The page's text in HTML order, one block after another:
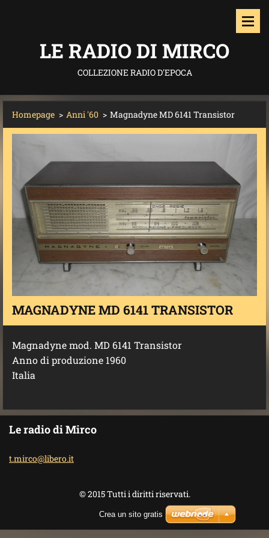
LE RADIO DI MIRCO
COLLEZIONE RADIO D'EPOCA
Homepage > Anni '60 > Magnadyne MD 6141 Transistor
MAGNADYNE MD 6141 TRANSISTOR
Magnadyne mod. MD 6141 Transistor
Anno di produzione 1960
Italia
Le radio di Mirco
t.mirco@libero.it
© 2015 Tutti i diritti riservati.
Crea un sito gratis